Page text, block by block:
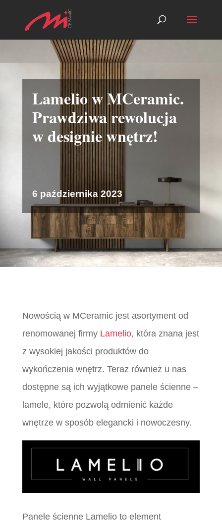
Lamelio w MCeramic.
Prawdziwa rewolucja
w designie wnętrz!
6 października 2023
Nowością w MCeramic jest asortyment od
renomowanej firmy Lamelio, która znana jest
z wysokiej jakości produktów do
wykończenia wnętrz. Teraz również u nas
dostępne są ich wyjątkowe panele ścienne –
lamele, które pozwolą odmienić każde
wnętrze w sposób elegancki i nowoczesny.
Panele ścienne Lamelio to element